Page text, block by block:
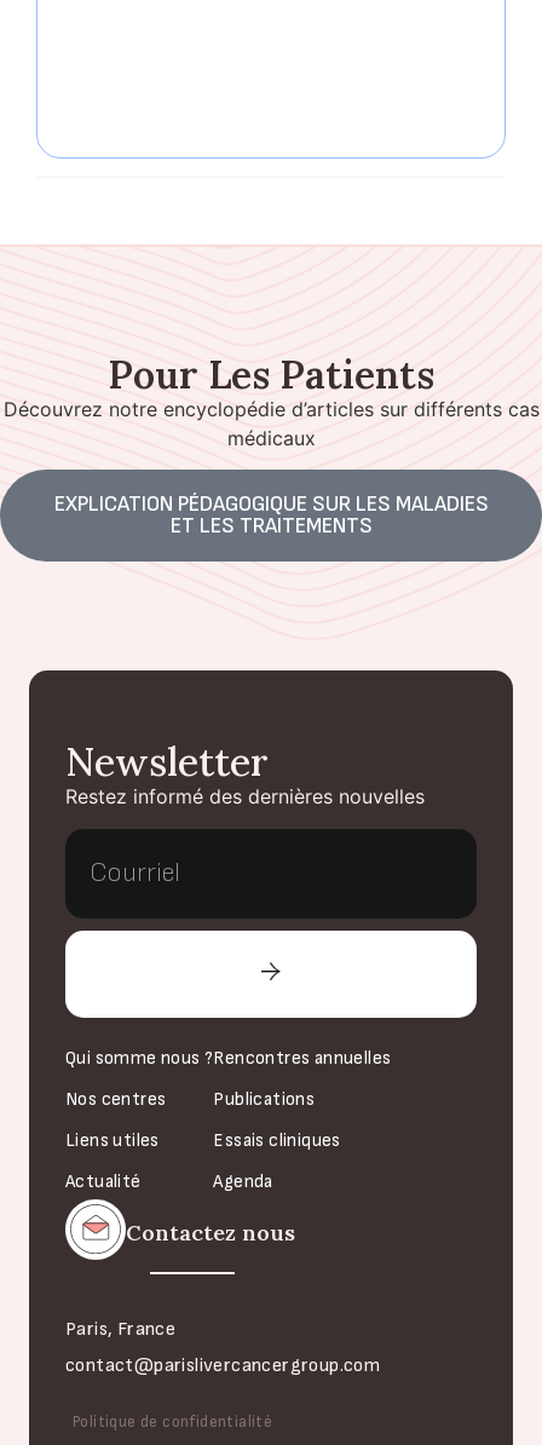
Pour Les Patients
Découvrez notre encyclopédie d’articles sur différents cas
médicaux
EXPLICATION PÉDAGOGIQUE SUR LES MALADIES
ET LES TRAITEMENTS
Newsletter
Restez informé des dernières nouvelles
Qui somme nous ?
Nos centres
Liens utiles
Actualité
Rencontres annuelles
Publications
Essais cliniques
Agenda
Contactez nous
Paris, France
contact@parislivercancergroup.com
Politique de confidentialité